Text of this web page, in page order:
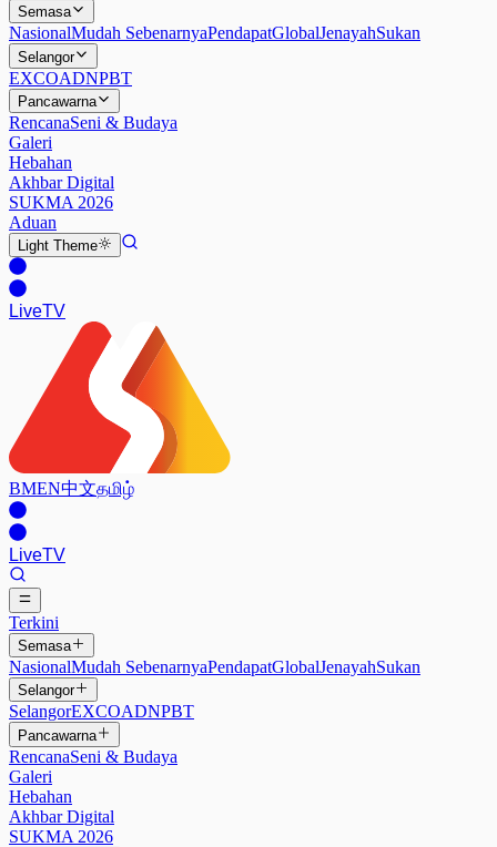
Semasa
NasionalMudah SebenarnyaPendapatGlobalJenayahSukan
Selangor
EXCOADNPBT
Pancawarna
RencanaSeni & Budaya
Galeri
Hebahan
Akhbar Digital
SUKMA 2026
Aduan
Light Theme
LiveTV
BMEN中文தமிழ்
LiveTV
Terkini
Semasa
NasionalMudah SebenarnyaPendapatGlobalJenayahSukan
Selangor
SelangorEXCOADNPBT
Pancawarna
RencanaSeni & Budaya
Galeri
Hebahan
Akhbar Digital
SUKMA 2026